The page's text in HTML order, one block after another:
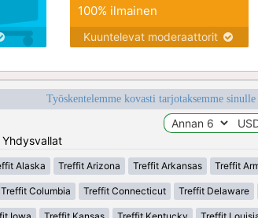
100% ilmainen
Kuuntelevat moderaattorit
Työskentelemme kovasti tarjotaksemme
Alaska Treffit Arizona Treffit Arkansas Treffit
Treffit Columbia Treffit Connecticut Treffit Delaware